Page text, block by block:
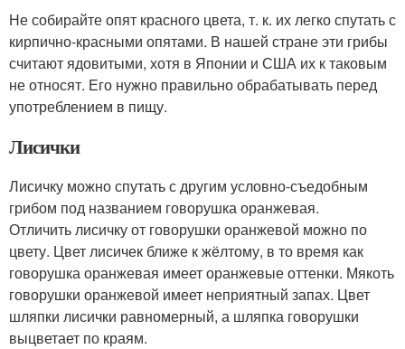
Не собирайте опят красного цвета, т. к. их легко спутать с
кирпично-красными опятами. В нашей стране эти грибы
считают ядовитыми, хотя в Японии и США их к таковым
не относят. Его нужно правильно обрабатывать перед
употреблением в пищу.
Лисички
Лисичку можно спутать с другим условно-съедобным
грибом под названием говорушка оранжевая.
Отличить лисичку от говорушки оранжевой можно по
цвету. Цвет лисичек ближе к жёлтому, в то время как
говорушка оранжевая имеет оранжевые оттенки. Мякоть
говорушки оранжевой имеет неприятный запах. Цвет
шляпки лисички равномерный, а шляпка говорушки
выцветает по краям.